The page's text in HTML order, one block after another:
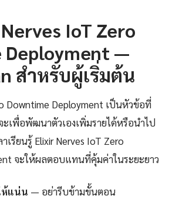
IoT Zero
Deployment —
สำหรับผู้เริ่มต้น
Downtime Deployment เป็นหัวข้อที่
ะเพื่อพัฒนาตัวเองเพิ่มรายได้หรือนำไป
เรียนรู้ Elixir Nerves IoT Zero
จะให้ผลตอบแทนที่คุ้มค่าในระยะยาว
แน่น — อย่ารีบข้ามขั้นตอน